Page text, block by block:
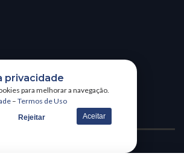
privacidade
para melhorar a navegação.
– Termos de Uso
Rejeitar Aceitar